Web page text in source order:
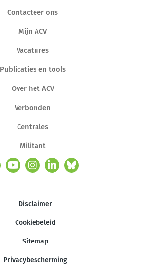
Contacteer ons
Mijn ACV
Vacatures
Publicaties en tools
Over het ACV
Verbonden
Centrales
Militant
Disclaimer
Cookiebeleid
Sitemap
Privacybescherming